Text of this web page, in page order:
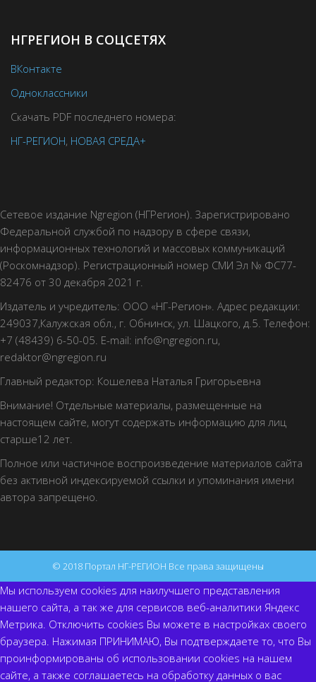
НГРЕГИОН В СОЦСЕТЯХ
ВКонтакте
Одноклассники
Скачать PDF последнего номера:
НГ-РЕГИОН, НОВАЯ СРЕДА+
Сетевое издание Ngregion (НГРегион). Зарегистрировано
Федеральной службой по надзору в сфере связи,
информационных технологий и массовых коммуникаций
(Роскомнадзор). Регистрационный номер СМИ Эл № ФС77-
82476 от 30 декабря 2021 г.
Издатель и учредитель: ООО «НГ-Регион». Адрес редакции:
249037,Калужская обл., г. Обнинск, ул. Шацкого, д.5. Телефон:
+7 (48439) 6-50-05. E-mail: info@ngregion.ru,
redaktor@ngregion.ru
Главный редактор: Кошелева Наталья Григорьевна
Внимание! Отдельные материалы, размещенные на
настоящем сайте, могут содержать информацию для лиц
старше12 лет.
Полное или частичное воспроизведение материалов сайта
без активной индексируемой ссылки и упоминания имени
автора запрещено.
© 2018 Портал НГ-РЕГИОН Все права защищены
Мы используем cookies для наилучшего представления
нашего сайта, а так же для сервисов веб-аналитики Яндекс
Метрика. Отключить cookies Вы можете в настройках своего
браузера. Нажимая ПРИНИМАЮ, Вы подтверждаете то, что Вы
проинформированы об использовании cookies на нашем
сайте, а также соглашаетесь на обработку данных о вас